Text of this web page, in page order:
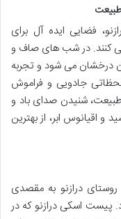
فضایی ایده آل برای
کنند. در شب های صاف و
درخشان می شود و تجربه
جادویی و فراموش
شنیدن صدای باد و
اقیانوس ابر، از بهترین
درازنو به مقصدی
پیست اسکی درازنو که در